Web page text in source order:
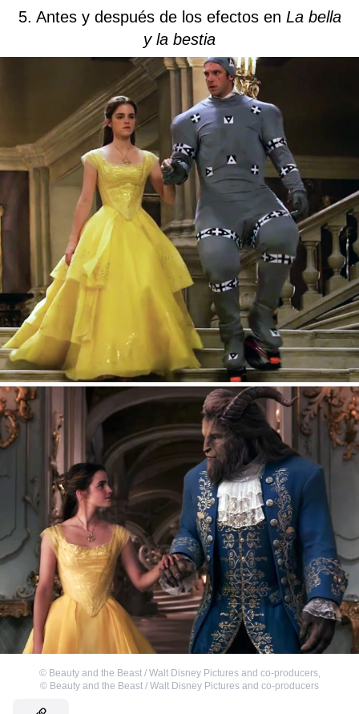
5. Antes y después de los efectos en La bella
y la bestia
© Beauty and the Beast / Walt Disney Pictures and co-producers,
© Beauty and the Beast / Walt Disney Pictures and co-producers